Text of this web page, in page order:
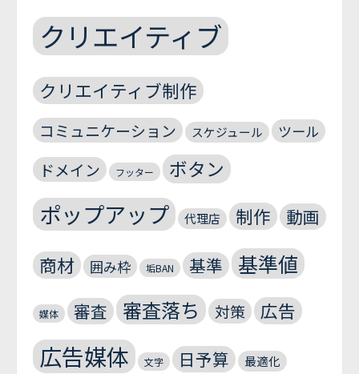
クリエイティブ
クリエイティブ制作
コミュニケーション スケジュール ツール
ドメイン フッター ボタン
ポップアップ 代理店 制作 動画
商材 囲み枠 垢BAN 基準 基準値
媒体 審査 審査落ち 対策 広告
広告媒体 文字 日予算 最適化